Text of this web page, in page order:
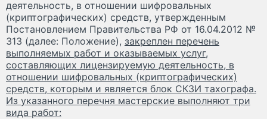
деятельность, в отношении шифровальных
(криптографических) средств, утвержденным
Постановлением Правительства РФ от 16.04.2012 №
313 (далее: Положение), закреплен перечень
выполняемых работ и оказываемых услуг,
составляющих лицензируемую деятельность, в
отношении шифровальных (криптографических)
средств, которым и является блок СКЗИ тахографа.
Из указанного перечня мастерские выполняют три
вида работ: